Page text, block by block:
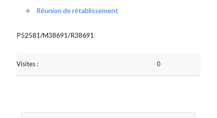
Réunion de rétablissement
P52581/M38691/R38691
Visites : 0